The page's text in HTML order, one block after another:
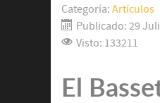
Categoría: Artículos
Publicado: 29
Visto: 133211
El